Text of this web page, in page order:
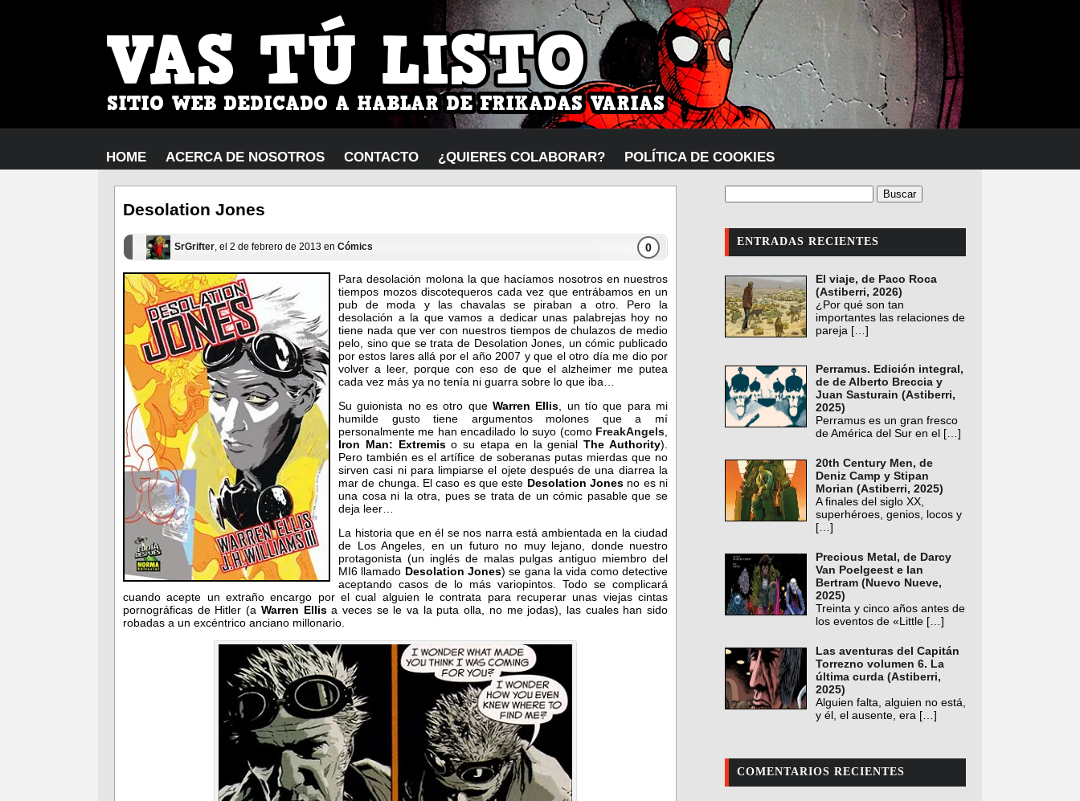
HOME ACERCA DE NOSOTROS CONTACTO ¿QUIERES COLABORAR? POLÍTICA DE COOKIES
Desolation Jones
SrGrifter, el 2 de febrero de 2013 en Cómics 0
Para desolación molona la que hacíamos nosotros en nuestros
tiempos mozos discotequeros cada vez que entrábamos en un
pub de moda y las chavalas se piraban a otro. Pero la
desolación a la que vamos a dedicar unas palabrejas hoy no
tiene nada que ver con nuestros tiempos de chulazos de medio
pelo, sino que se trata de Desolation Jones, un cómic publicado
por estos lares allá por el año 2007 y que el otro día me dio por
volver a leer, porque con eso de que el alzheimer me putea
cada vez más ya no tenía ni guarra sobre lo que iba…
Su guionista no es otro que Warren Ellis , un tío que para mi
humilde gusto tiene argumentos molones que a mí
personalmente me han encadilado lo suyo (como FreakAngels
Iron Man: Extremiso su etapa en la genialThe Authority).
Pero también es el artífice de soberanas putas mierdas que no
sirven casi ni para limpiarse el ojete después de una diarrea la
mar de chunga. El caso es que este Desolation Jones no es ni
una cosa ni la otra, pues se trata de un cómic pasable que se
deja leer…
La historia que en él se nos narra está ambientada en la ciudad
de Los Angeles, en un futuro no muy lejano, donde nuestro
protagonista (un inglés de malas pulgas antiguo miembro del
MI6 llamado Desolation Jones) se gana la vida como detective
aceptando casos de lo más variopintos. Todo se complicará
cuando acepte un extraño encargo por el cual alguien le contrata para recuperar unas viejas cintas
pornográficas de Hitler (a Warren Ellisa veces se le va la puta olla, no me jodas), las cuales han sido
robadas a un excéntrico anciano millonario.
ENTRADAS RECIENTES
El viaje, de Paco Roca
(Astiberri, 2026)
¿Por qué son tan
importantes las relaciones de
pareja […]
Perramus. Edición integral,
de de Alberto Breccia y
Juan Sasturain (Astiberri,
2025)
Perramus es un gran fresco
de América del Sur en el […]
20th Century Men, de
Deniz Camp y Stipan
Morian (Astiberri, 2025)
A finales del siglo XX,
superhéroes, genios, locos y
[…]
Precious Metal, de Darcy
Van Poelgeest e Ian
Bertram (Nuevo Nueve,
2025)
Treinta y cinco años antes de
los eventos de «Little […]
Las aventuras del Capitán
Torrezno volumen 6. La
última curda (Astiberri,
2025)
Alguien falta, alguien no está,
y él, el ausente, era […]
COMENTARIOS RECIENTES